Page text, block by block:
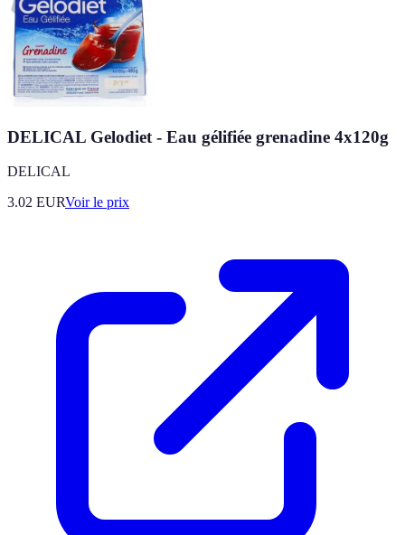
DELICAL Gelodiet - Eau gélifiée grenadine 4x120g
DELICAL
3.02 EURVoir le prix